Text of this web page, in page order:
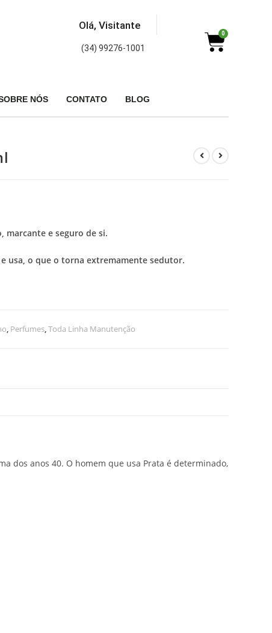
Olá, Visitante
(34) 99276-1001
0
NÓS CONTATO BLOG
marcante e seguro de si.
usa, o que o torna extremamente sedutor.
Perfumes Toda Linha Manutenção
dos anos 40. O homem que usa Prata é determinado,